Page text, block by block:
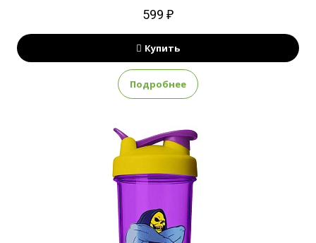
599 ₽
Купить
Подробнее